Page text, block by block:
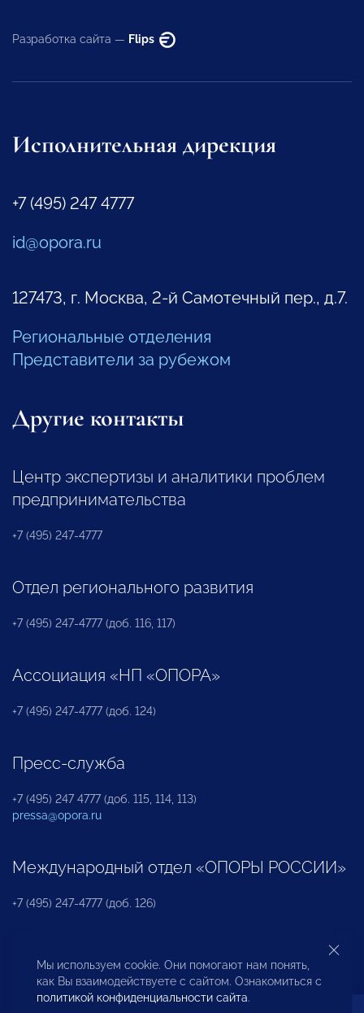
Разработка сайта — Flips
Исполнительная дирекция
+7 (495) 247 4777
id@opora.ru
127473, г. Москва, 2-й Самотечный пер., д.7.
Региональные отделения
Представители за рубежом
Другие контакты
Центр экспертизы и аналитики проблем
предпринимательства
+7 (495) 247-4777
Отдел регионального развития
+7 (495) 247-4777 (доб. 116, 117)
Ассоциация «НП «ОПОРА»
+7 (495) 247-4777 (доб. 124)
Пресс-служба
+7 (495) 247 4777 (доб. 115, 114, 113)
pressa@opora.ru
Международный отдел «ОПОРЫ РОССИИ»
+7 (495) 247-4777 (доб. 126)
Бюро по защите прав предпринимателей и
инвесторов
Мы используем cookie. Они помогают нам понять,
как Вы взаимодействуете с сайтом. Ознакомиться с
политикой конфиденциальности сайта.